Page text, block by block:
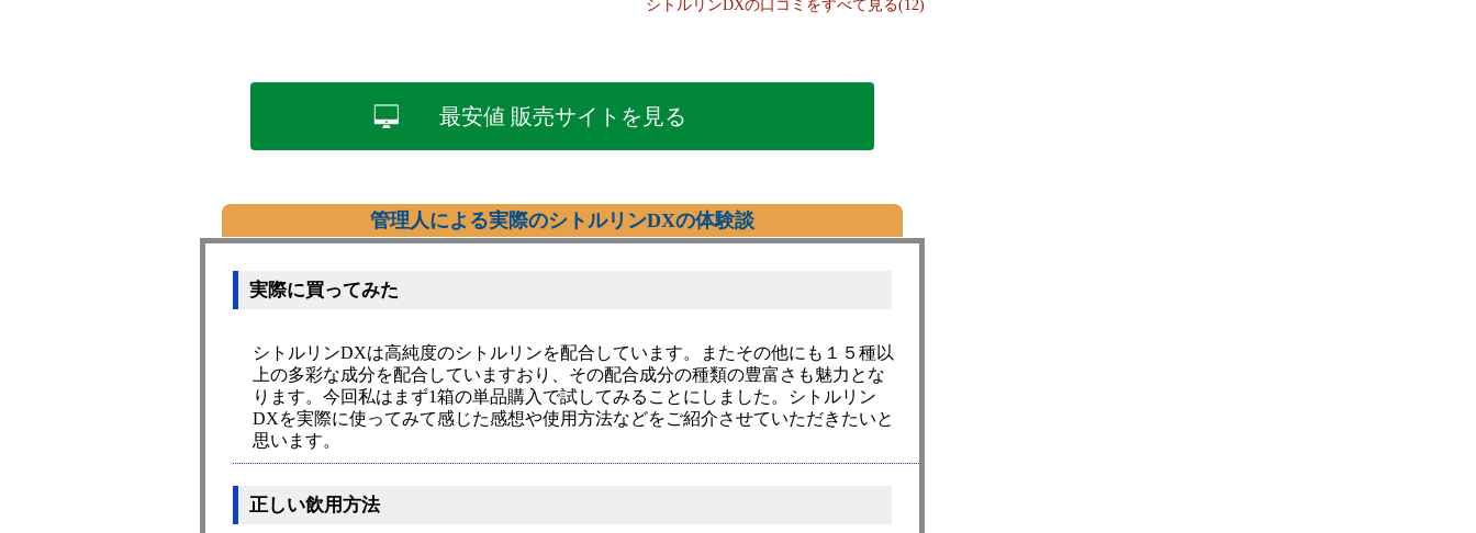
シトルリンDXの口コミをすべて見る(12)
最安値 販売サイトを見る
管理人による実際のシトルリンDXの体験談
実際に買ってみた
シトルリンDXは高純度のシトルリンを配合しています。またその他にも１５種以
上の多彩な成分を配合していますおり、その配合成分の種類の豊富さも魅力とな
ります。今回私はまず1箱の単品購入で試してみることにしました。シトルリン
DXを実際に使ってみて感じた感想や使用方法などをご紹介させていただきたいと
思います。
正しい飲用方法